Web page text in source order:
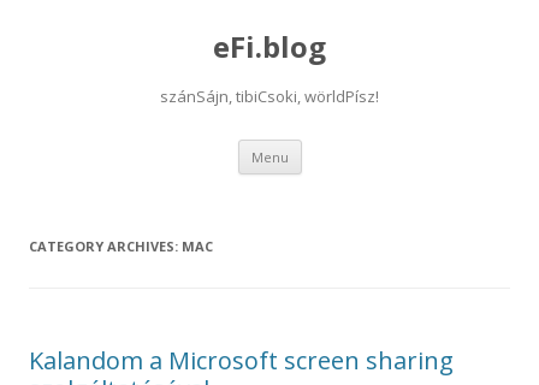
eFi.blog
szánSájn, tibiCsoki, wörldPísz!
Menu Skip
content
CATEGORY ARCHIVES: MAC
Kalandom a Microsoft screen sharing